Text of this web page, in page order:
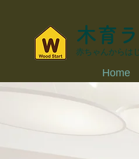
木育
赤ちゃんからは
Home